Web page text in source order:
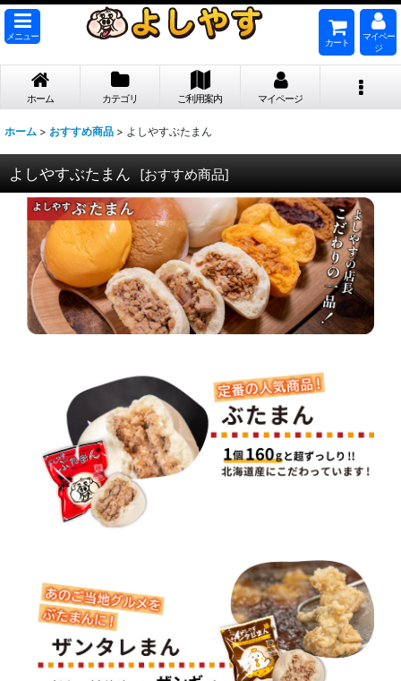
メニュー
カート
マイペー
ジ
ホーム カテゴリ ご利用案内 マイページ
ホーム > おすすめ商品 > よしやすぶたまん
よしやすぶたまん [おすすめ商品]